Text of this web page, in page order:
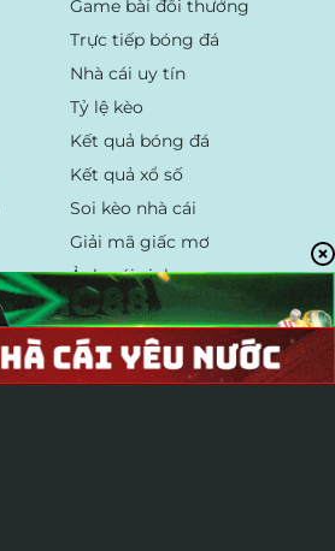
Game bài đổi thưởng
Trực tiếp bóng đá
Nhà cái uy tín
Tỷ lệ kèo
Kết quả bóng đá
Kết quả xổ số
Soi kèo nhà cái
Giải mã giấc mơ
Ảnh gái xinh